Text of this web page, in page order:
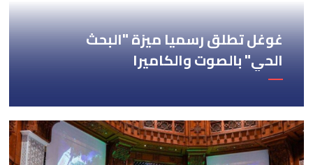
غوغل تطلق رسميا ميزة "البحث
الحي" بالصوت والكاميرا